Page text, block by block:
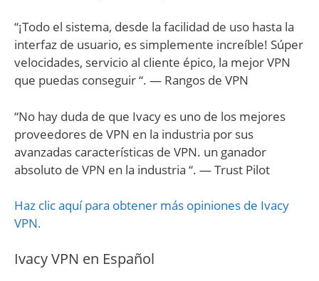
“¡Todo el sistema, desde la facilidad de uso hasta la
interfaz de usuario, es simplemente increíble! Súper
velocidades, servicio al cliente épico, la mejor VPN
que puedas conseguir “. — Rangos de VPN
“No hay duda de que Ivacy es uno de los mejores
proveedores de VPN en la industria por sus
avanzadas características de VPN. un ganador
absoluto de VPN en la industria “. — Trust Pilot
Haz clic aquí para obtener más opiniones de Ivacy
VPN.
Ivacy VPN en Español